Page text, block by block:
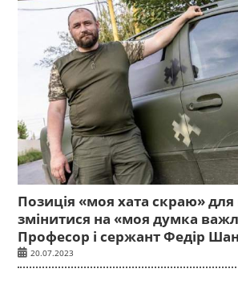
Позиція «моя хата скраю»
змінитися на «моя думка
Професор і сержант Федір
20.07.2023